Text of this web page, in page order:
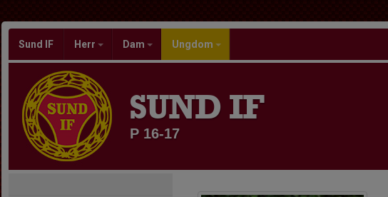
Sund IF Herr Dam Ungdom
SUND IF
P 16-17